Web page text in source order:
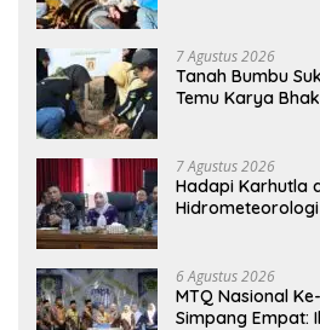
7 Agustus 2026
Tanah Bumbu
Temu Karya
7 Agustus 2026
Hadapi Karhutla
Hidrometeorologi
6 Agustus 2026
MTQ Nasional
Simpang Empat: